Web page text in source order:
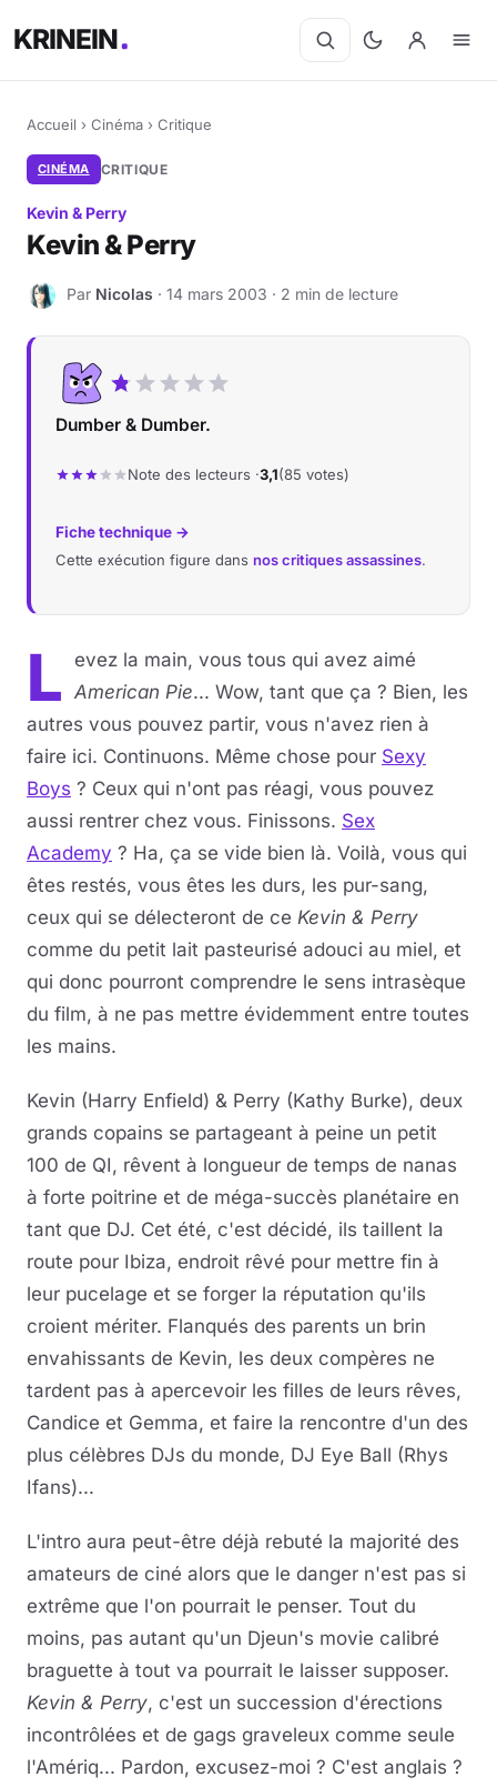
KRINEIN
Accueil › Cinéma › Critique
CINÉMA CRITIQUE
Kevin & Perry
Kevin & Perry
N Par Nicolas · 14 mars 2003 · 2 min de lecture
Dumber & Dumber.
Note des lecteurs ·3,1(85 votes)
Fiche technique →
Cette exécution figure dans nos critiques assassines.
L
evez la main, vous tous qui avez aimé
American Pie... Wow, tant que ça ? Bien, les
autres vous pouvez partir, vous n'avez rien à
faire ici. Continuons. Même chose pour Sexy
Boys ? Ceux qui n'ont pas réagi, vous pouvez
aussi rentrer chez vous. Finissons. Sex
Academy ? Ha, ça se vide bien là. Voilà, vous qui
êtes restés, vous êtes les durs, les pur-sang,
ceux qui se délecteront de ce Kevin & Perry
comme du petit lait pasteurisé adouci au miel, et
qui donc pourront comprendre le sens intrasèque
du film, à ne pas mettre évidemment entre toutes
les mains.
Kevin (Harry Enfield) & Perry (Kathy Burke), deux
grands copains se partageant à peine un petit
100 de QI, rêvent à longueur de temps de nanas
à forte poitrine et de méga-succès planétaire en
tant que DJ. Cet été, c'est décidé, ils taillent la
route pour Ibiza, endroit rêvé pour mettre fin à
leur pucelage et se forger la réputation qu'ils
croient mériter. Flanqués des parents un brin
envahissants de Kevin, les deux compères ne
tardent pas à apercevoir les filles de leurs rêves,
Candice et Gemma, et faire la rencontre d'un des
plus célèbres DJs du monde, DJ Eye Ball (Rhys
Ifans)...
L'intro aura peut-être déjà rebuté la majorité des
amateurs de ciné alors que le danger n'est pas si
extrême que l'on pourrait le penser. Tout du
moins, pas autant qu'un Djeun's movie calibré
braguette à tout va pourrait le laisser supposer.
Kevin & Perry, c'est un succession d'érections
incontrôlées et de gags graveleux comme seule
l'Amériq... Pardon, excusez-moi ? C'est anglais ?